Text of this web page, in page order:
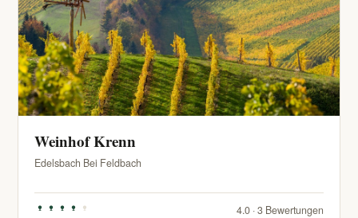
Weinhof Krenn
Edelsbach Bei Feldbach
4.0 · 3 Bewertungen